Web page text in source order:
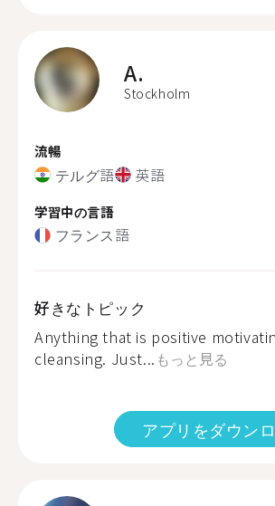
A.
Stockholm
流暢
テルグ語 英語
学習中の言語
フランス語
好きなトピック
Anything that is positive
cleansing. Just... もっと見る
アプリをダウン